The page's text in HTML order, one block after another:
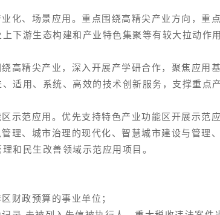
、场景应用。重点围绕高精尖产业方向，重
下游生态构建和产业特色集聚等有较大拉动作
精尖产业，深入开展产学研合作，聚焦应用
适用、系统、高效的技术创新服务，支撑重点
范应用。优先支持特色产业功能区开展示范应
、城市治理的现代化、智慧城市建设与管理
和民生改善领域示范应用项目。
政预算的事业单位；